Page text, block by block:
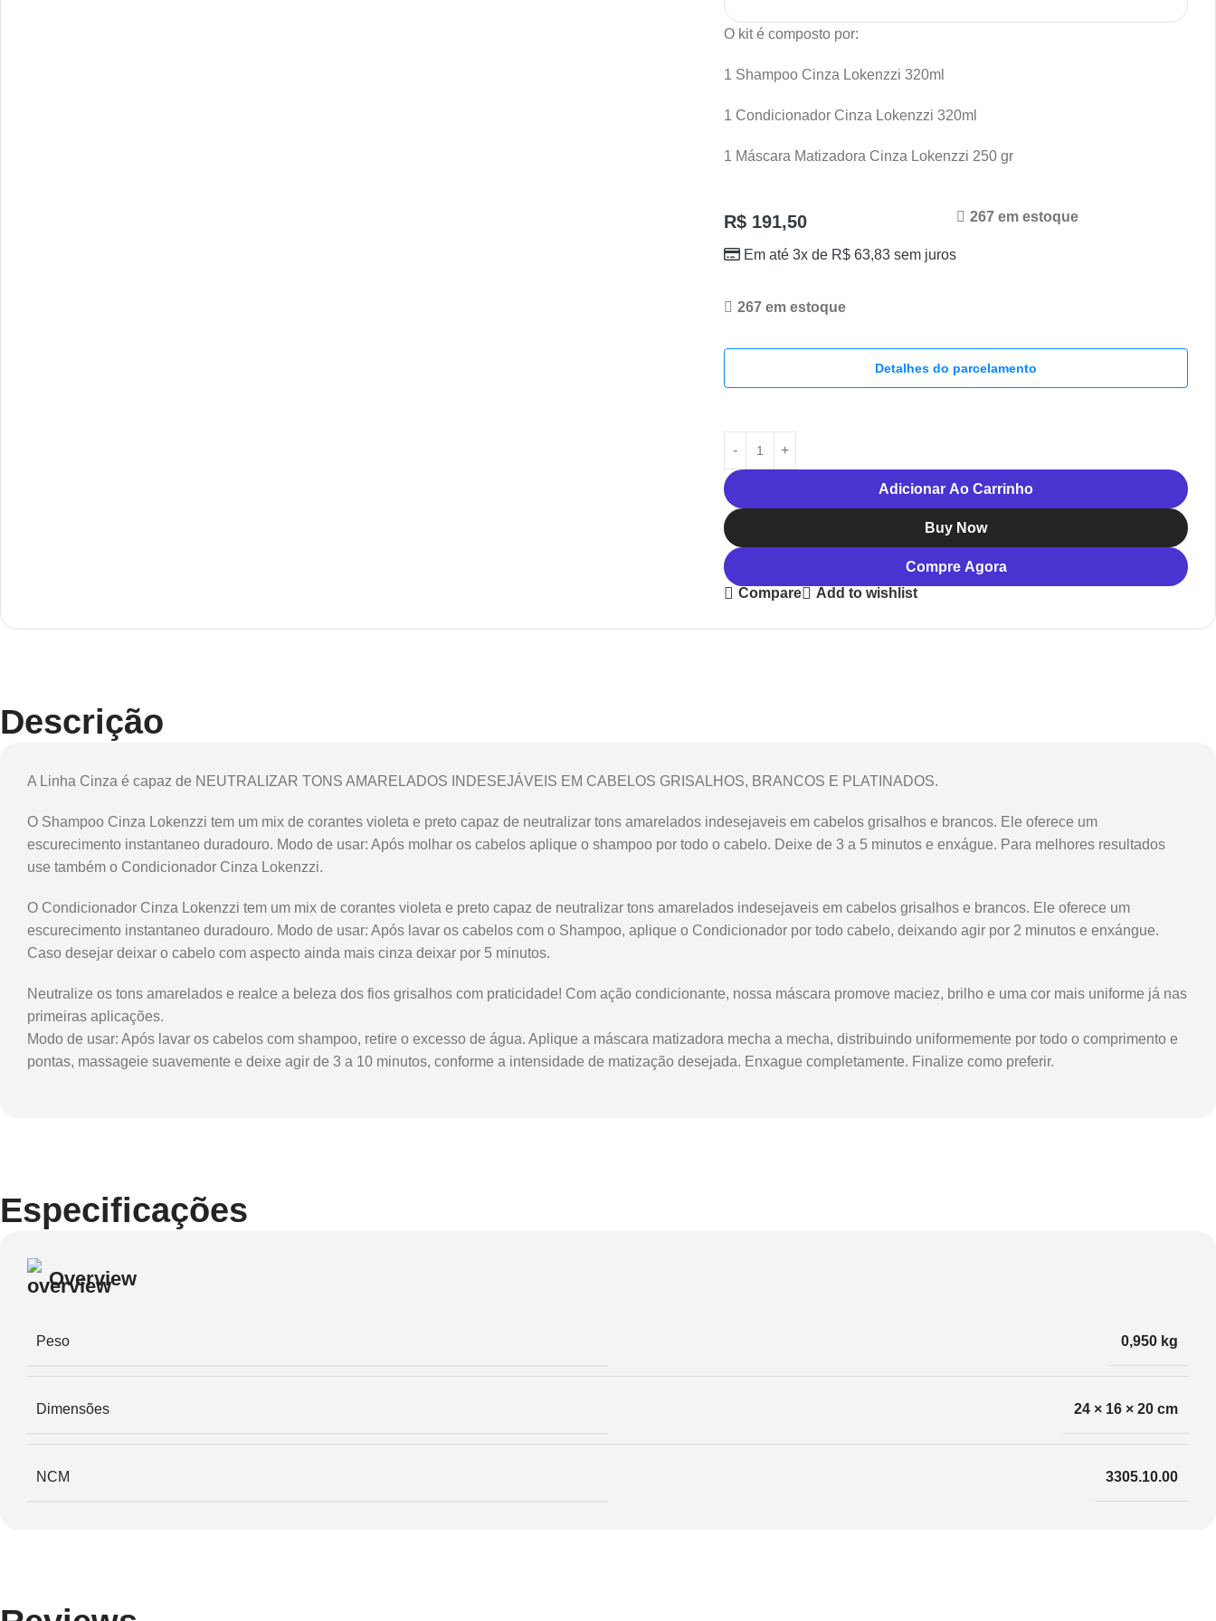
O kit é composto por:
1 Shampoo Cinza Lokenzzi 320ml
1 Condicionador Cinza Lokenzzi 320ml
1 Máscara Matizadora Cinza Lokenzzi 250 gr
R$ 191,50
Em até 3x de R$ 63,83 sem juros
267 em estoque
267 em estoque
Detalhes do parcelamento
Adicionar Ao Carrinho
Buy Now
Compre Agora
Compare
Add to wishlist
Descrição
A Linha Cinza é capaz de NEUTRALIZAR TONS AMARELADOS INDESEJÁVEIS EM CABELOS GRISALHOS, BRANCOS E PLATINADOS.
O Shampoo Cinza Lokenzzi tem um mix de corantes violeta e preto capaz de neutralizar tons amarelados indesejaveis em cabelos grisalhos e brancos. Ele oferece um
escurecimento instantaneo duradouro. Modo de usar: Após molhar os cabelos aplique o shampoo por todo o cabelo. Deixe de 3 a 5 minutos e enxágue. Para melhores resultados
use também o Condicionador Cinza Lokenzzi.
O Condicionador Cinza Lokenzzi tem um mix de corantes violeta e preto capaz de neutralizar tons amarelados indesejaveis em cabelos grisalhos e brancos. Ele oferece um
escurecimento instantaneo duradouro. Modo de usar: Após lavar os cabelos com o Shampoo, aplique o Condicionador por todo cabelo, deixando agir por 2 minutos e enxángue.
Caso desejar deixar o cabelo com aspecto ainda mais cinza deixar por 5 minutos.
Neutralize os tons amarelados e realce a beleza dos fios grisalhos com praticidade! Com ação condicionante, nossa máscara promove maciez, brilho e uma cor mais uniforme já nas
primeiras aplicações.
Modo de usar: Após lavar os cabelos com shampoo, retire o excesso de água. Aplique a máscara matizadora mecha a mecha, distribuindo uniformemente por todo o comprimento e
pontas, massageie suavemente e deixe agir de 3 a 10 minutos, conforme a intensidade de matização desejada. Enxague completamente. Finalize como preferir.
Especificações
Overview
Peso 0,950 kg
Dimensões 24 × 16 × 20 cm
NCM 3305.10.00